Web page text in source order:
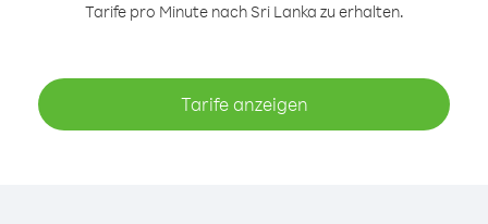
Tarife pro Minute nach Sri Lanka zu erhalten.
Tarife anzeigen